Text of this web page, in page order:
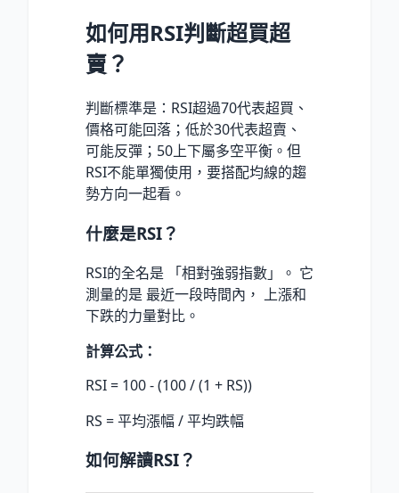
如何用RSI判斷超買超
賣？
判斷標準是：RSI超過70代表超買、
價格可能回落；低於30代表超賣、
可能反彈；50上下屬多空平衡。但
RSI不能單獨使用，要搭配均線的趨
勢方向一起看。
什麼是RSI？
RSI的全名是 「相對強弱指數」。 它
測量的是 最近一段時間內， 上漲和
下跌的力量對比。
計算公式：
RSI = 100 - (100 / (1 + RS))
RS = 平均漲幅 / 平均跌幅
如何解讀RSI？